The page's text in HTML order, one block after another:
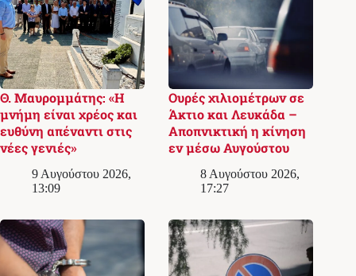
Θ. Μαυρομμάτης: «Η
μνήμη είναι χρέος και
ευθύνη απέναντι στις
νέες γενιές»
9 Αυγούστου 2026,
13:09
Ουρές χιλιομέτρων σε
Άκτιο και Λευκάδα –
Αποπνικτική η κίνηση
εν μέσω Αυγούστου
8 Αυγούστου 2026,
17:27